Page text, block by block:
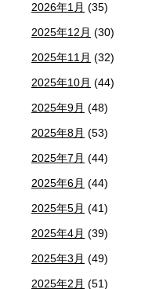
2026年1月 (35)
2025年12月 (30)
2025年11月 (32)
2025年10月 (44)
2025年9月 (48)
2025年8月 (53)
2025年7月 (44)
2025年6月 (44)
2025年5月 (41)
2025年4月 (39)
2025年3月 (49)
2025年2月 (51)